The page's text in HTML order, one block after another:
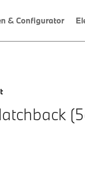
& Configurator